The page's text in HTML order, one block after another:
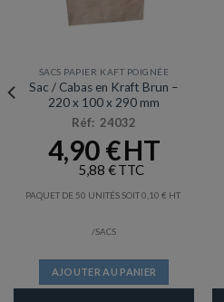
SACS PAPIER KAFT POIGNÉE
Sac / Cabas en Kraft Brun –
220 x 100 x 290 mm
Réf: 24032
4,90€
5,88 €
PAQUET DE 50 UNITÉS SOIT0,10 €
/SACS
AJOUTER AU PANIER